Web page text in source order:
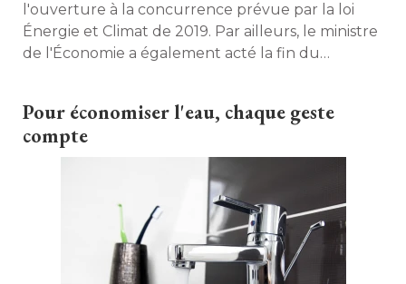
l'ouverture à la concurrence prévue par la loi
Énergie et Climat de 2019. Par ailleurs, le ministre
de l'Économie a également acté la fin du
conséquences pour les particuliers, quelles
solutions ont été mises en place et à quoi faut-il
faire désormais attention ? Maison à part fait le
Pour économiser l'eau, chaque geste
compte